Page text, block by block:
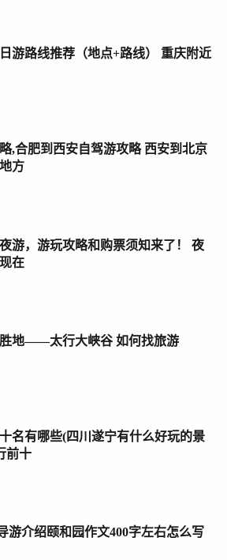
游路线推荐（地点+路线） 重庆附近
,合肥到西安自驾游攻略 西安到北京
方
游，游玩攻略和购票须知来了！ 夜
在
地——太行大峡谷 如何找旅游
名有哪些(四川遂宁有什么好玩的景
前十
游介绍颐和园作文400字左右怎么写